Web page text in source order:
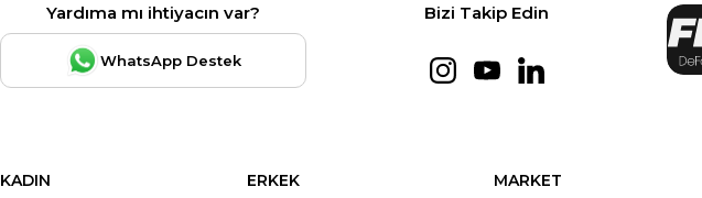
Yardıma mı ihtiyacın var?
WhatsApp Destek
Bizi Takip Edin
KADIN
ERKEK
MARKET